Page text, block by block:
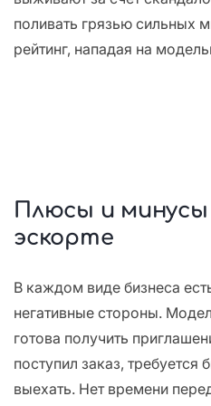
поливать грязью сильных
рейтинг, нападая на
Плюсы и
эскорте
В каждом виде бизнеса
негативные стороны.
готова получить
поступил заказ, требуется
выехать. Нет времени